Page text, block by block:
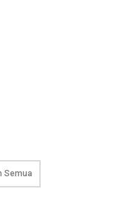
Semua